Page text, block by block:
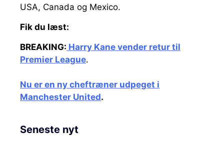
USA, Canada og Mexico.
Fik du læst:
BREAKING: Harry Kane vender retur til
Premier League.
Nu er en ny cheftræner udpeget i
Manchester United.
Seneste nyt